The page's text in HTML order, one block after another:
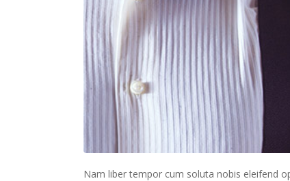
Nam liber tempor cum soluta nobis eleifend